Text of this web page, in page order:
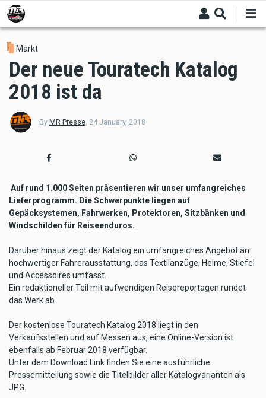
Skip
to
main
content
Markt
Der neue Touratech Katalog
2018 ist da
By MR Presse, 24 January, 2018
Auf rund 1.000 Seiten präsentieren wir unser umfangreiches
Lieferprogramm. Die Schwerpunkte liegen auf
Gepäcksystemen, Fahrwerken, Protektoren, Sitzbänken und
Windschilden für Reiseenduros.
Darüber hinaus zeigt der Katalog ein umfangreiches Angebot an
hochwertiger Fahrerausstattung, das Textilanzüge, Helme, Stiefel
und Accessoires umfasst.
Ein redaktioneller Teil mit aufwendigen Reisereportagen rundet
das Werk ab.
Der kostenlose Touratech Katalog 2018 liegt in den
Verkaufsstellen und auf Messen aus, eine Online-Version ist
ebenfalls ab Februar 2018 verfügbar.
Unter dem Download Link finden Sie eine ausführliche
Pressemitteilung sowie die Titelbilder aller Katalogvarianten als
JPG.